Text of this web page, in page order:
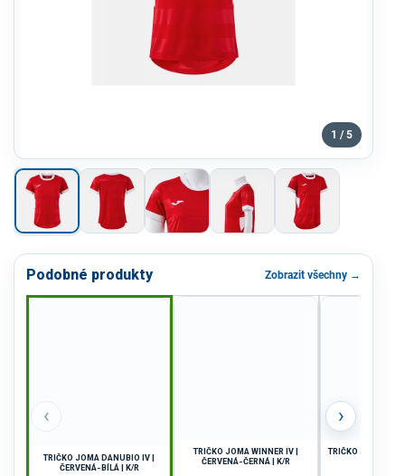
1 / 5
Podobné produkty Zobrazit všechny →
‹
TRIČKO JOMA DANUBIO IV |
ČERVENÁ-BÍLÁ | K/R
TRIČKO JOMA WINNER IV |
ČERVENÁ-ČERNÁ | K/R
TRIČKO JOMA
›